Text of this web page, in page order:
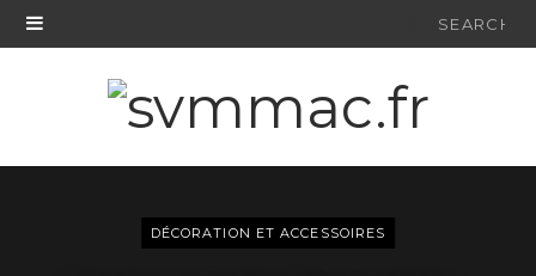
Search
DÉCORATION ET ACCESSOIRES